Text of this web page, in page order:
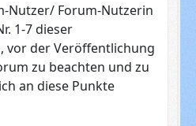
Nutzer/ Forum-Nutzerin
1-7 dieser
vor der Veröffentlichung
zu beachten und zu
an diese Punkte